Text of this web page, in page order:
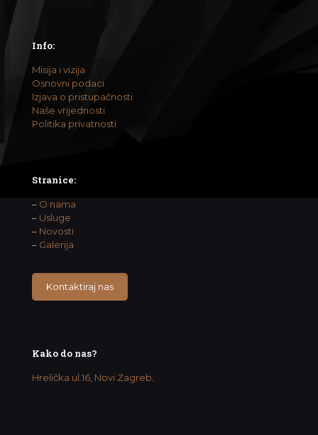
Info:
Misija i vizija
Osnovni podaci
Izjava o pristupačnosti
Naše vrijednosti
Politika privatnosti
Stranice:
– O nama
– Usluge
– Novosti
– Galerija
Kontaktiraj nas
Kako do nas?
Hrelička ul.16, Novi Zagreb